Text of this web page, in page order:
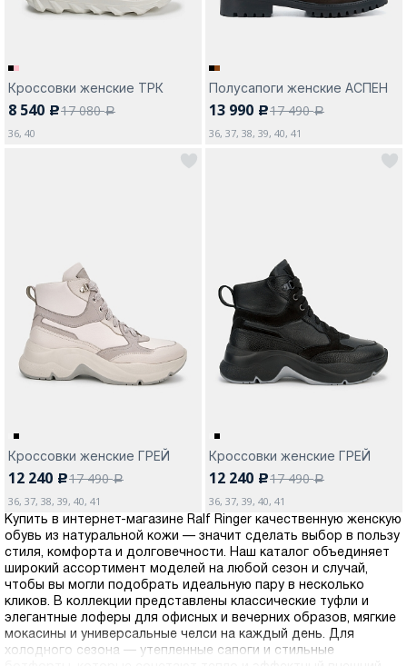
Кроссовки женские ТРК
8 540 c17 080a
36, 40
Полусапоги женские АСПЕН
13 990 c17 490a
36, 37, 38, 39, 40, 41
Кроссовки женские ГРЕЙ
12 240 c17 490a
36, 37, 38, 39, 40, 41
Кроссовки женские ГРЕЙ
12 240 c17 490a
36, 37, 39, 40, 41
Купить в интернет-магазине Ralf Ringer качественную женскую
обувь из натуральной кожи — значит сделать выбор в пользу
стиля, комфорта и долговечности. Наш каталог объединяет
широкий ассортимент моделей на любой сезон и случай,
чтобы вы могли подобрать идеальную пару в несколько
кликов. В коллекции представлены классические туфли и
элегантные лоферы для офисных и вечерних образов, мягкие
мокасины и универсальные челси на каждый день. Для
холодного сезона — утепленные сапоги и стильные